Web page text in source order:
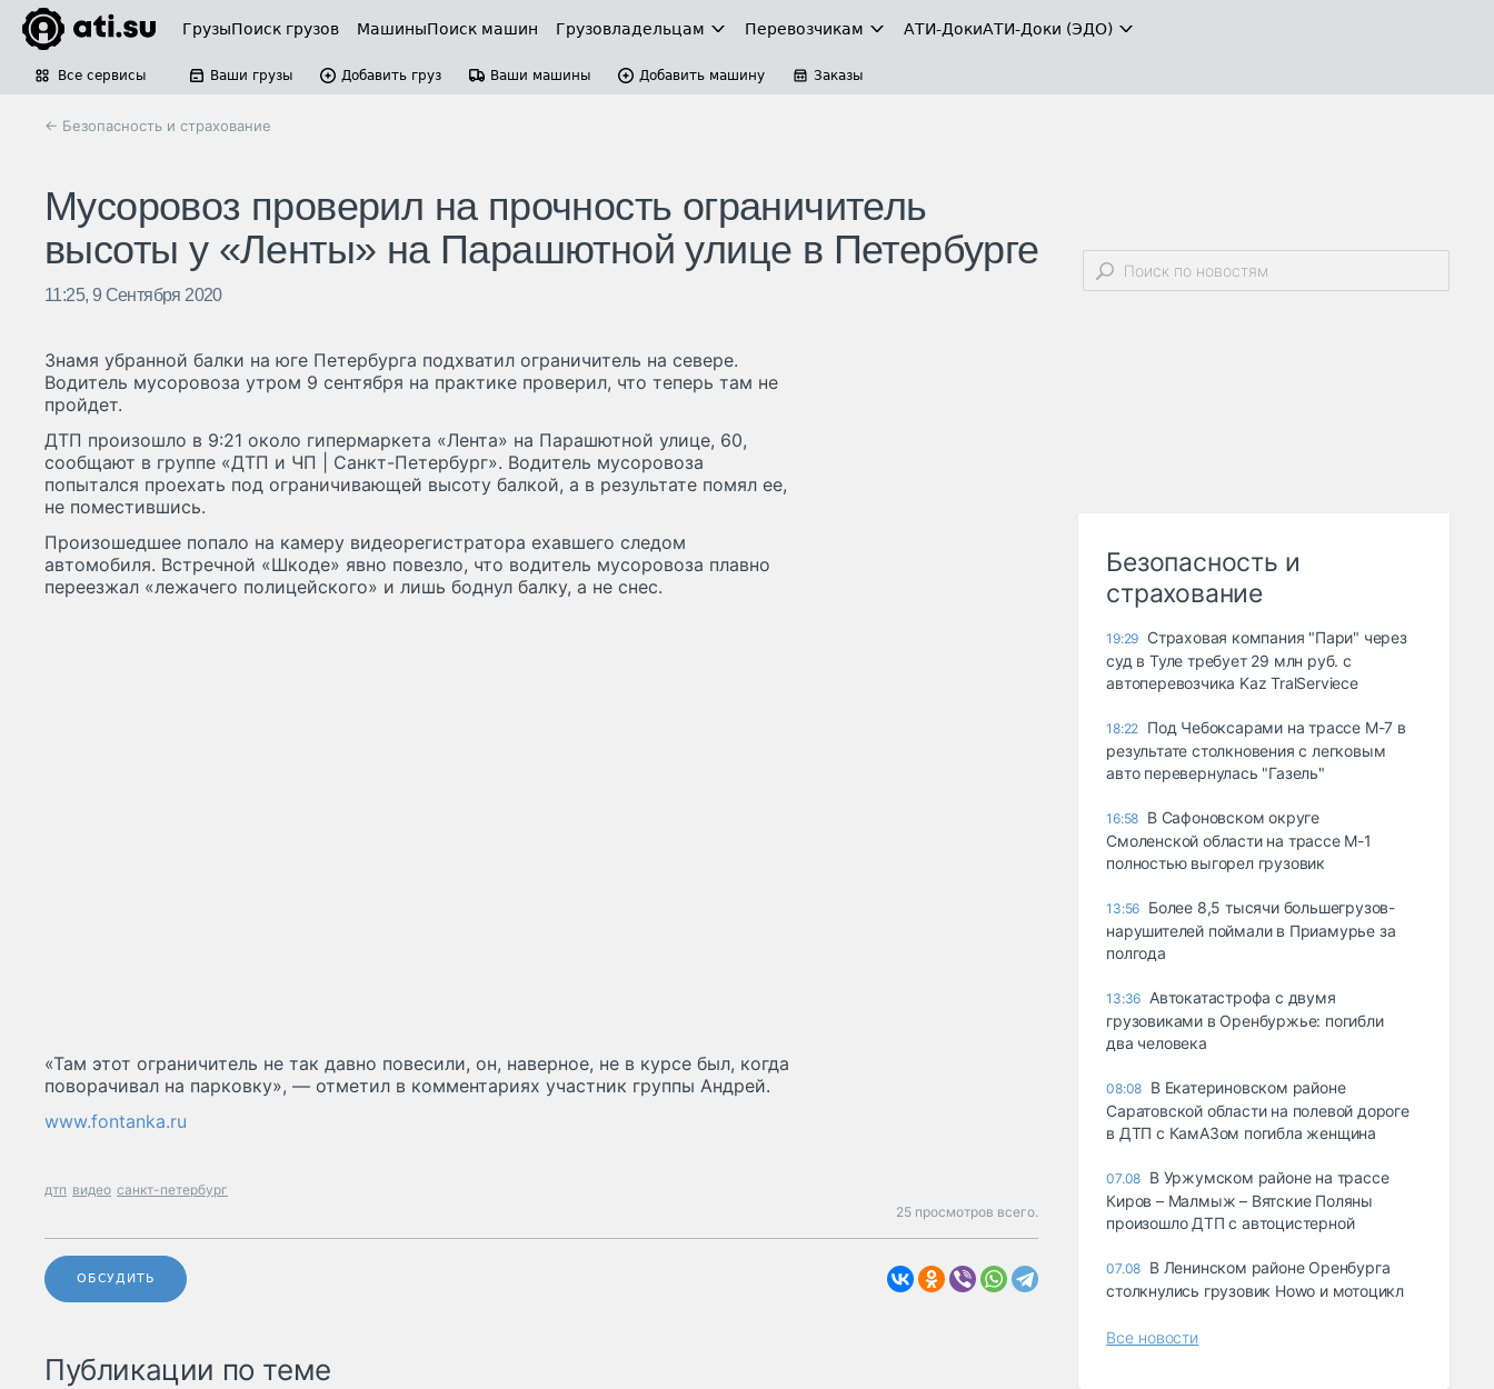
ГрузыПоиск грузов МашиныПоиск машин Грузовладельцам Перевозчикам АТИ-ДокиАТИ-Доки (ЭДО)
Все сервисы Ваши грузы Добавить груз Ваши машины Добавить машину Заказы
← Безопасность и страхование
Мусоровоз проверил на прочность ограничитель
высоты у «Ленты» на Парашютной улице в Петербурге
11:25, 9 Сентября 2020
Знамя убранной балки на юге Петербурга подхватил ограничитель на севере.
Водитель мусоровоза утром 9 сентября на практике проверил, что теперь там не
пройдет.
ДТП произошло в 9:21 около гипермаркета «Лента» на Парашютной улице, 60,
сообщают в группе «ДТП и ЧП | Санкт-Петербург». Водитель мусоровоза
попытался проехать под ограничивающей высоту балкой, а в результате помял ее,
не поместившись.
Произошедшее попало на камеру видеорегистратора ехавшего следом
автомобиля. Встречной «Шкоде» явно повезло, что водитель мусоровоза плавно
переезжал «лежачего полицейского» и лишь боднул балку, а не снес.
«Там этот ограничитель не так давно повесили, он, наверное, не в курсе был, когда
поворачивал на парковку», — отметил в комментариях участник группы Андрей.
www.fontanka.ru
дтп видео санкт-петербург
25 просмотров всего.
ОБСУДИТЬ
Публикации по теме
Безопасность и
страхование
19:29 Страховая компания "Пари" через
суд в Туле требует 29 млн руб. с
автоперевозчика Kaz TralServiece
18:22 Под Чебоксарами на трассе М-7 в
результате столкновения с легковым
авто перевернулась "Газель"
16:58 В Сафоновском округе
Смоленской области на трассе М-1
полностью выгорел грузовик
13:56 Более 8,5 тысячи большегрузов-
нарушителей поймали в Приамурье за
полгода
13:36 Автокатастрофа с двумя
грузовиками в Оренбуржье: погибли
два человека
08:08 В Екатериновском районе
Саратовской области на полевой дороге
в ДТП с КамАЗом погибла женщина
07.08 В Уржумском районе на трассе
Киров – Малмыж – Вятские Поляны
произошло ДТП с автоцистерной
07.08 В Ленинском районе Оренбурга
столкнулись грузовик Howo и мотоцикл
Все новости